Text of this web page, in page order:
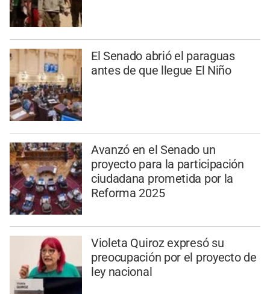
El Senado abrió el paraguas
antes de que llegue El Niño
Avanzó en el Senado un
proyecto para la participación
ciudadana prometida por la
Reforma 2025
Violeta Quiroz expresó su
preocupación por el proyecto de
ley nacional